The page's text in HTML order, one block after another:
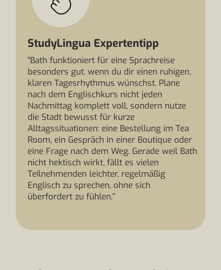
StudyLingua Expertentipp
“Bath funktioniert für eine Sprachreise
besonders gut, wenn du dir einen ruhigen,
klaren Tagesrhythmus wünschst. Plane
nach dem Englischkurs nicht jeden
Nachmittag komplett voll, sondern nutze
die Stadt bewusst für kurze
Alltagssituationen: eine Bestellung im Tea
Room, ein Gespräch in einer Boutique oder
eine Frage nach dem Weg. Gerade weil Bath
nicht hektisch wirkt, fällt es vielen
Teilnehmenden leichter, regelmäßig
Englisch zu sprechen, ohne sich
überfordert zu fühlen.”